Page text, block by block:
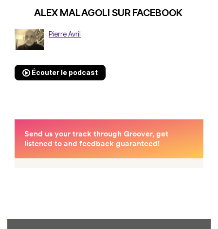
ALEX MALAGOLI SUR FACEBOOK
Pierre Avril
Écouter le podcast